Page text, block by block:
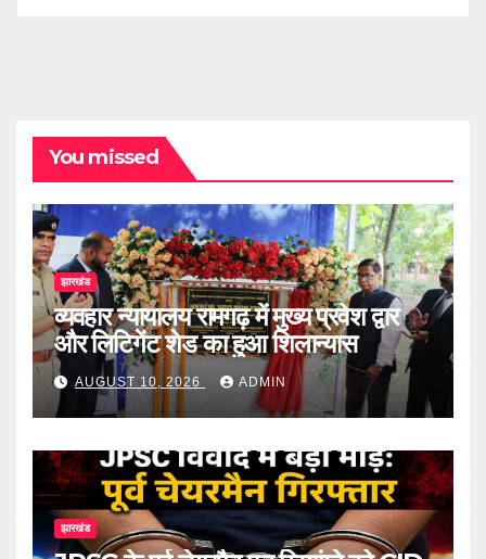
You missed
झारखंड
व्यवहार न्यायालय रामगढ़ में मुख्य प्रवेश द्वार
और लिटिगेंट शेड का हुआ शिलान्यास
AUGUST 10, 2026 ADMIN
झारखंड